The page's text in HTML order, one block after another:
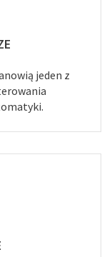
jeden z